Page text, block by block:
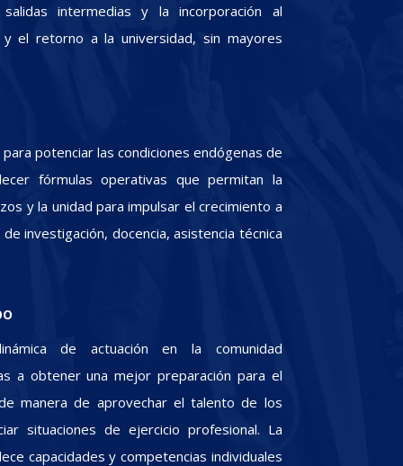
intermedias y la incorporación al
el retorno a la universidad, sin mayores
potenciar las condiciones endógenas de
fórmulas operativas que permitan la
y la unidad para impulsar el crecimiento a
investigación, docencia, asistencia técnica
de actuación en la comunidad
a obtener una mejor preparación para el
manera de aprovechar el talento de los
situaciones de ejercicio profesional. La
capacidades y competencias individuales